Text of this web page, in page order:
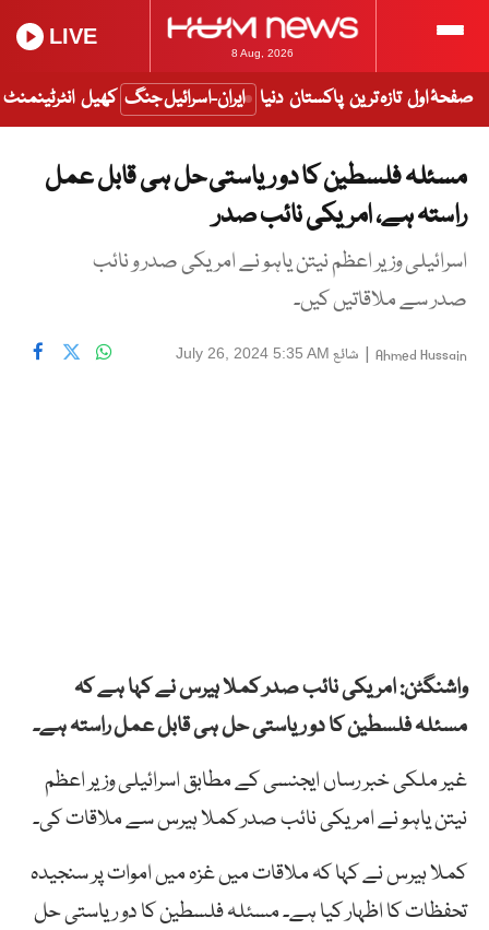
8 Aug, 2026
LIVE
صفحۂ اول تازہ ترین پاکستان دنیا ایران-اسرائیل جنگ کھیل انٹرٹینمنٹ
مسئلہ فلسطین کا دو ریاستی حل ہی قابل عمل
راستہ ہے، امریکی نائب صدر
اسرائیلی وزیر اعظم نیتن یاہو نے امریکی صدر و نائب
صدر سے ملاقاتیں کیں۔
Ahmed Hussain
| شائع July 26, 2024 5:35 AM
واشنگٹن: امریکی نائب صدر کملا ہیرس نے کہا ہے کہ
مسئلہ فلسطین کا دو ریاستی حل ہی قابل عمل راستہ ہے۔
غیر ملکی خبر رساں ایجنسی کے مطابق اسرائیلی وزیر اعظم
نیتن یاہو نے امریکی نائب صدر کملا ہیرس سے ملاقات کی۔
کملا ہیرس نے کہا کہ ملاقات میں غزہ میں اموات پر سنجیدہ
تحفظات کا اظہار کیا ہے۔ مسئلہ فلسطین کا دو ریاستی حل